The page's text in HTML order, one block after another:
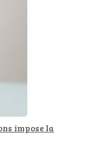
impose la